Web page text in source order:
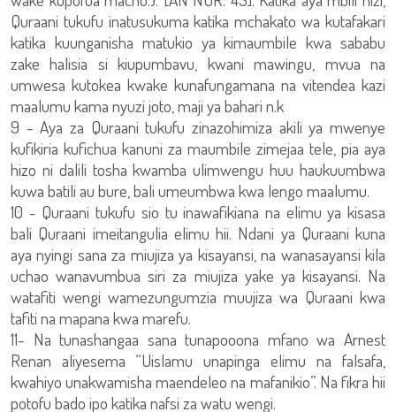
Quraani tukufu inatusukuma katika mchakato wa kutafakari
katika kuunganisha matukio ya kimaumbile kwa sababu
zake halisia si kiupumbavu, kwani mawingu, mvua na
umwesa kutokea kwake kunafungamana na vitendea kazi
maalumu kama nyuzi joto, maji ya bahari n.k
9 - Aya za Quraani tukufu zinazohimiza akili ya mwenye
kufikiria kufichua kanuni za maumbile zimejaa tele, pia aya
hizo ni dalili tosha kwamba ulimwengu huu haukuumbwa
kuwa batili au bure, bali umeumbwa kwa lengo maalumu.
10 - Quraani tukufu sio tu inawafikiana na elimu ya kisasa
bali Quraani imeitangulia elimu hii. Ndani ya Quraani kuna
aya nyingi sana za miujiza ya kisayansi, na wanasayansi kila
uchao wanavumbua siri za miujiza yake ya kisayansi. Na
watafiti wengi wamezungumzia muujiza wa Quraani kwa
tafiti na mapana kwa marefu.
11- Na tunashangaa sana tunapooona mfano wa Arnest
Renan aliyesema “Uislamu unapinga elimu na falsafa,
kwahiyo unakwamisha maendeleo na mafanikio”. Na fikra hii
potofu bado ipo katika nafsi za watu wengi.